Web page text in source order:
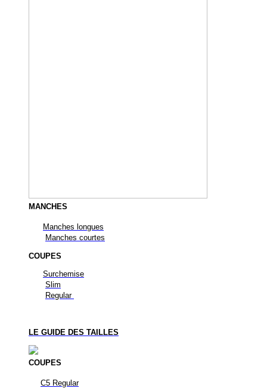
MANCHES
Manches longues
Manches courtes
COUPES
Surchemise
Slim
Regular
LE GUIDE DES TAILLES
COUPES
C5 Regular